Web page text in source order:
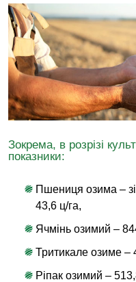
Зокрема, в розрізі
показники:
Пшениця озима –
43,6 ц/га,
Ячмінь озимий –
Тритикале озиме –
Ріпак озимий –